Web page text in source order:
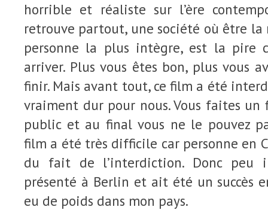
horrible et réaliste sur l’ère
retrouve partout, une société où être la
personne la plus intègre, est la pire
arriver. Plus vous êtes bon, plus vous
finir. Mais avant tout, ce film a été
vraiment dur pour nous. Vous faites
public et au final vous ne le pouvez
film a été très difficile car personne en
du fait de l’interdiction. Donc peu
présenté à Berlin et ait été un succès
eu de poids dans mon pays.